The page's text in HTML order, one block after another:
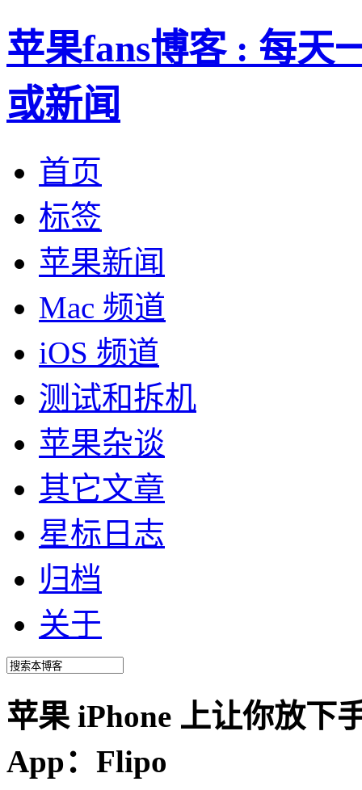
苹果fans博客 : 每天
或新闻
首页
标签
苹果新闻
Mac 频道
iOS 频道
测试和拆机
苹果杂谈
其它文章
星标日志
归档
关于
苹果 iPhone 上让你放下
App：Flipo